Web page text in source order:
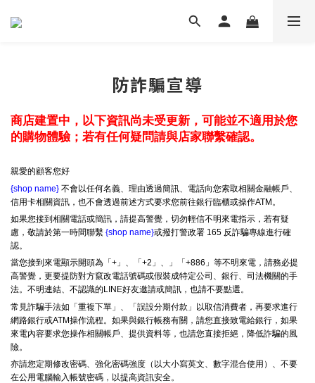
防詐騙宣導
商店建置中，以下資訊尚未受更新，可能並不適用於您
的購物體驗；若有任何疑問請與店家聯繫確認。
親愛的顧客您好
{shop name} 不會以任何名義、理由透過簡訊、電話向您索取相關金融帳戶、
信用卡相關資訊，也不會透過前述方式要求您前往銀行臨櫃或操作ATM。
如果您接到相關電話或簡訊，請提高警覺，切勿輕信不明來電指示，若有疑
慮，敬請於第一時間聯繫 {shop name}或撥打警政署 165 反詐騙專線進行確
認。
當您接到來電顯示開頭為「+」、「+2」、」「+886」等不明來電，請務必提
高警覺，更要提防對方竄改電話號碼或假裝成特定公司、銀行、司法機關的手
法。不明連結、不認識的LINE好友邀請或簡訊，也請不要點選。
常見詐騙手法如「重複下單」、「誤設分期付款」以取信消費者，再要求進行
網路銀行或ATM操作流程。如果與銀行帳務有關，請您直接致電給銀行，如果
來電內容要求您操作相關帳戶、提供資料等，也請您直接拒絕，降低詐騙的風
險。
亦請您定期修改密碼、強化密碼強度（以大小寫英文、數字混合使用）、不要
在公用電腦輸入帳號密碼，以提高資訊安全。